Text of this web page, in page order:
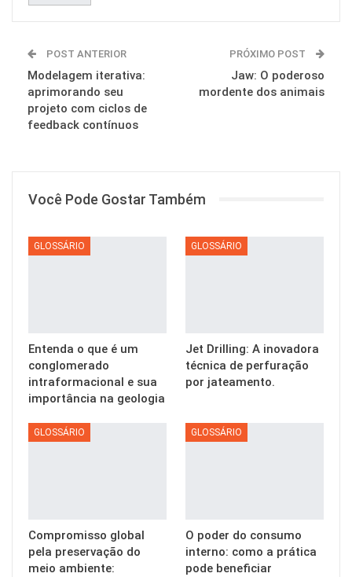
POST ANTERIOR
Modelagem iterativa:
aprimorando seu
projeto com ciclos de
feedback contínuos
PRÓXIMO POST
Jaw: O poderoso
mordente dos animais
Você Pode Gostar Também
GLOSSÁRIO
Entenda o que é um
conglomerado
intraformacional e sua
importância na geologia
GLOSSÁRIO
Jet Drilling: A inovadora
técnica de perfuração
por jateamento.
GLOSSÁRIO
Compromisso global
pela preservação do
meio ambiente:
GLOSSÁRIO
O poder do consumo
interno: como a prática
pode beneficiar